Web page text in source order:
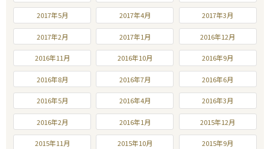
2017年5月 2017年4月 2017年3月
2017年2月 2017年1月 2016年12月
2016年11月 2016年10月 2016年9月
2016年8月 2016年7月 2016年6月
2016年5月 2016年4月 2016年3月
2016年2月 2016年1月 2015年12月
2015年11月 2015年10月 2015年9月